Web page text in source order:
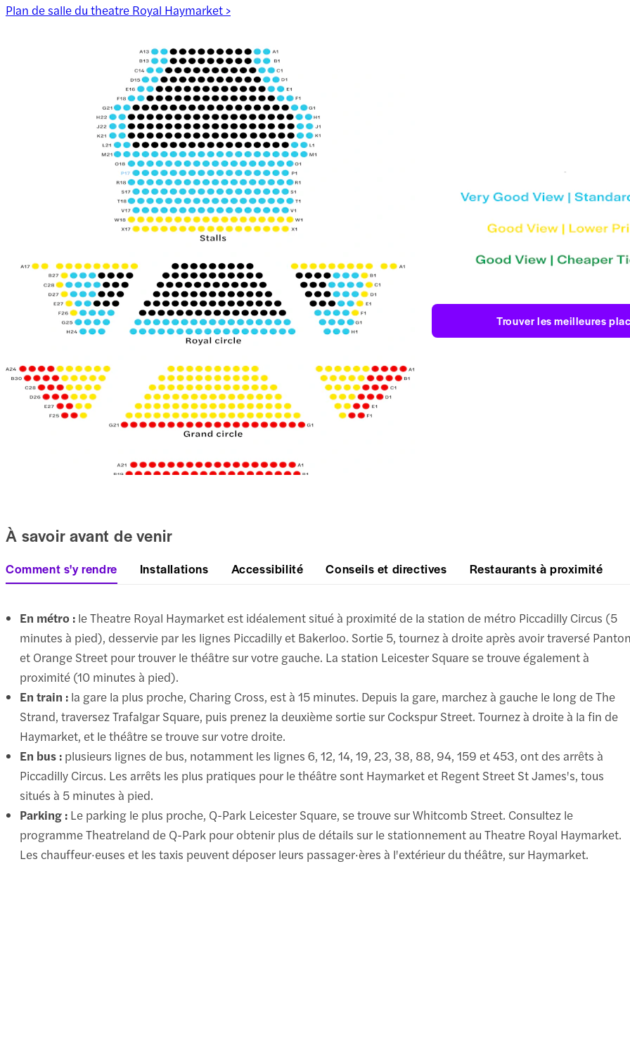
Plan de salle du theatre Royal Haymarket >
Trouver les meilleures
À savoir avant de venir
Comment s'y rendre Installations Accessibilité Conseils et directives Restaurants à proximité
En métro : le Theatre Royal Haymarket est idéalement situé à proximité de la station de métro Piccadilly Circus (5
minutes à pied), desservie par les lignes Piccadilly et Bakerloo. Sortie 5, tournez à droite après avoir traversé
et Orange Street pour trouver le théâtre sur votre gauche. La station Leicester Square se trouve également à
proximité (10 minutes à pied).
En train : la gare la plus proche, Charing Cross, est à 15 minutes. Depuis la gare, marchez à gauche le long de The
Strand, traversez Trafalgar Square, puis prenez la deuxième sortie sur Cockspur Street. Tournez à droite à la fin de
Haymarket, et le théâtre se trouve sur votre droite.
En bus : plusieurs lignes de bus, notamment les lignes 6, 12, 14, 19, 23, 38, 88, 94, 159 et 453, ont des arrêts à
Piccadilly Circus. Les arrêts les plus pratiques pour le théâtre sont Haymarket et Regent Street St James's, tous
situés à 5 minutes à pied.
Parking : Le parking le plus proche, Q-Park Leicester Square, se trouve sur Whitcomb Street. Consultez le
programme Theatreland de Q-Park pour obtenir plus de détails sur le stationnement au Theatre Royal Haymarket.
Les chauffeur·euses et les taxis peuvent déposer leurs passager·ères à l'extérieur du théâtre, sur Haymarket.